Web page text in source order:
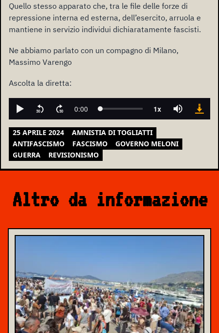
Quello stesso apparato che, tra le file delle forze di
repressione interna ed esterna, dell’esercito, arruola e
mantiene in servizio individui dichiaratamente fascisti.
Ne abbiamo parlato con un compagno di Milano,
Massimo Varengo
Ascolta la diretta:
25 APRILE 2024
AMNISTIA DI TOGLIATTI
ANTIFASCISMO
FASCISMO
GOVERNO MELONI
GUERRA
REVISIONISMO
Altro da informazione